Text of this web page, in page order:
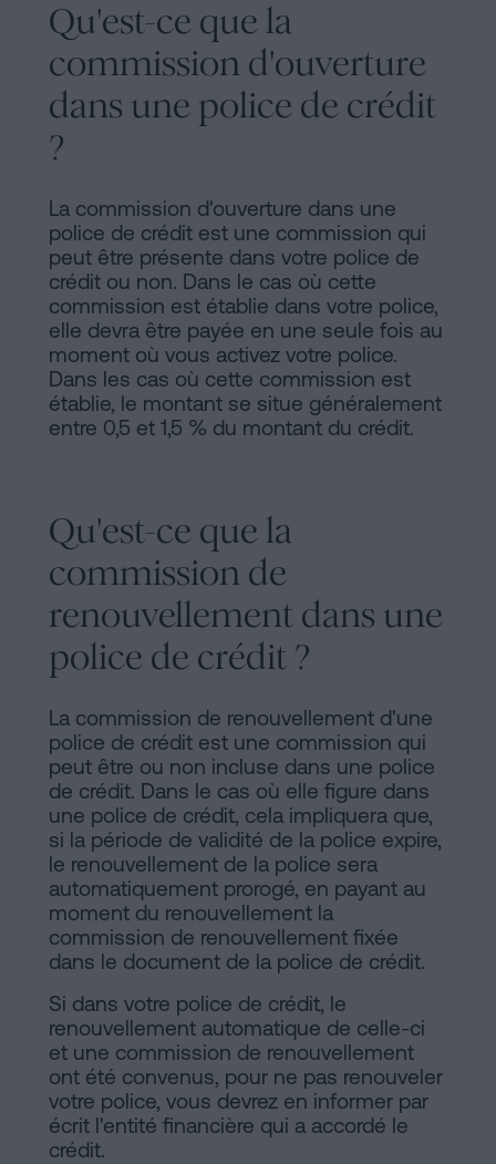
Qu'est-ce que la
commission d'ouverture
dans une police de crédit
?
La commission d'ouverture dans une
police de crédit est une commission qui
peut être présente dans votre police de
crédit ou non. Dans le cas où cette
commission est établie dans votre police,
elle devra être payée en une seule fois au
moment où vous activez votre police.
Dans les cas où cette commission est
établie, le montant se situe généralement
entre 0,5 et 1,5 % du montant du crédit.
Qu'est-ce que la
commission de
renouvellement dans une
police de crédit ?
La commission de renouvellement d'une
police de crédit est une commission qui
peut être ou non incluse dans une police
de crédit. Dans le cas où elle figure dans
une police de crédit, cela impliquera que,
si la période de validité de la police expire,
le renouvellement de la police sera
automatiquement prorogé, en payant au
moment du renouvellement la
commission de renouvellement fixée
dans le document de la police de crédit.
Si dans votre police de crédit, le
renouvellement automatique de celle-ci
et une commission de renouvellement
ont été convenus, pour ne pas renouveler
votre police, vous devrez en informer par
écrit l'entité financière qui a accordé le
crédit.